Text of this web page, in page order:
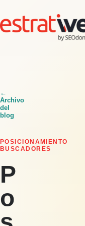
←
Archivo
del
blog
POSICIONAMIENTO
BUSCADORES
P
o